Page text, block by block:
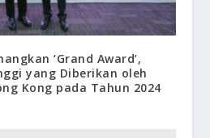
‘Grand Award’,
yang Diberikan oleh
Kong pada Tahun 2024